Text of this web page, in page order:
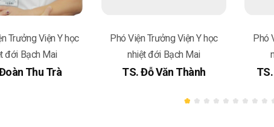
Trưởng Viện Y học
đới Bạch Mai
Thu Trà
Phó Viện Trưởng Viện Y học
nhiệt đới Bạch Mai
TS. Đỗ Văn Thành
Phó